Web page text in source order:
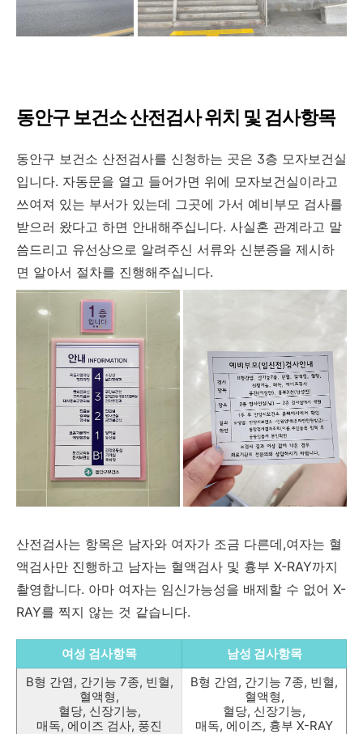
동안구 보건소 산전검사 위치 및 검사항목
동안구 보건소 산전검사를 신청하는 곳은 3층 모자보건실
입니다. 자동문을 열고 들어가면 위에 모자보건실이라고
쓰여져 있는 부서가 있는데 그곳에 가서 예비부모 검사를
받으러 왔다고 하면 안내해주십니다. 사실혼 관계라고 말
씀드리고 유선상으로 알려주신 서류와 신분증을 제시하
면 알아서 절차를 진행해주십니다.
산전검사는 항목은 남자와 여자가 조금 다른데,여자는 혈
액검사만 진행하고 남자는 혈액검사 및 흉부 X-RAY까지
촬영합니다. 아마 여자는 임신가능성을 배제할 수 없어 X-
RAY를 찍지 않는 것 같습니다.
여성 검사항목
남성 검사항목
B형 간염, 간기능 7종, 빈혈,
혈액형,
혈당, 신장기능,
매독, 에이즈 검사, 풍진
B형 간염, 간기능 7종, 빈혈,
혈액형,
혈당, 신장기능,
매독, 에이즈, 흉부 X-RAY